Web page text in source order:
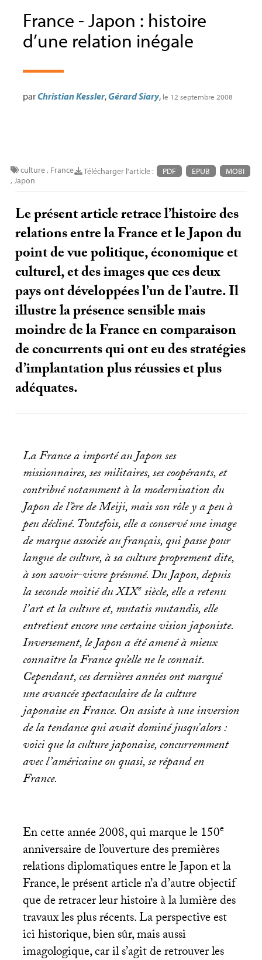
France - Japon : histoire
d’une relation inégale
parChristian Kessler,Gérard Siary, le 12 septembre 2008
Télécharger l'article : PDF EPUB MOBI
culture, France
,Japon
Le présent article retrace l’histoire des
relations entre la France et le Japon du
point de vue politique, économique et
culturel, et des images que ces deux
pays ont développées l’un de l’autre. Il
illustre la présence sensible mais
moindre de la France en comparaison
de concurrents qui ont eu des stratégies
d’implantation plus réussies et plus
adéquates.
La France a importé au Japon ses
missionnaires, ses militaires, ses coopérants, et
contribué notamment à la modernisation du
Japon de l’ère de Meiji, mais son rôle y a peu à
peu décliné. Toutefois, elle a conservé une image
de marque associée au français, qui passe pour
langue de culture, à sa culture proprement dite,
à son savoir-vivre présumé. Du Japon, depuis
la seconde moitié duXIXesiècle, elle a retenu
l’art et la culture et, mutatis mutandis, elle
entretient encore une certaine vision japoniste.
Inversement, le Japon a été amené à mieux
connaître la France qu’elle ne le connaît.
Cependant, ces dernières années ont marqué
une avancée spectaculaire de la culture
japonaise en France. On assiste à une inversion
de la tendance qui avait dominé jusqu’alors :
voici que la culture japonaise, concurremment
avec l’américaine ou quasi, se répand en
France.
En cette année 2008, qui marque le 150e
anniversaire de l’ouverture des premières
relations diplomatiques entre le Japon et la
France, le présent article n’a d’autre objectif
que de retracer leur histoire à la lumière des
travaux les plus récents. La perspective est
ici historique, bien sûr, mais aussi
imagologique, car il s’agit de retrouver les